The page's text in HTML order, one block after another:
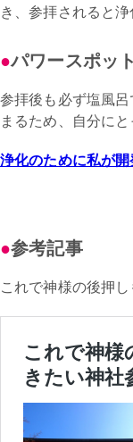
き、参拝されると
パワースポッ
参拝後も必ず塩風
まるため、自分に
浄化のために私が開
参考記事
これで神様の後押